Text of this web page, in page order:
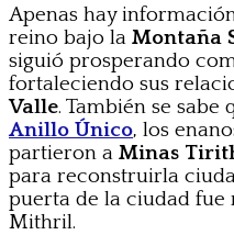
Apenas hay
reino bajo la Montaña
siguió prosperando
fortaleciendo sus
Valle. También se
Anillo Único, los
partieron a Minas
para reconstruirla
puerta de la ciudad
Mithril.